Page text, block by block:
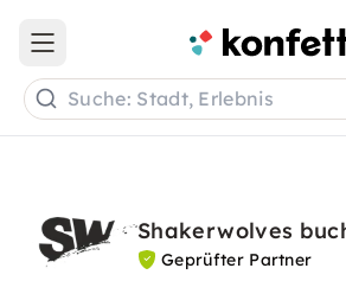
Open main menu
Suche: Stadt, Erlebnis
Shakerwolves
Geprüfter Partner